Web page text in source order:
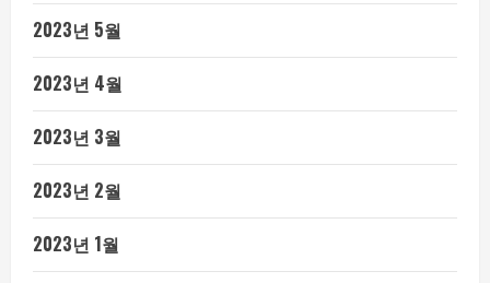
2023년 5월
2023년 4월
2023년 3월
2023년 2월
2023년 1월